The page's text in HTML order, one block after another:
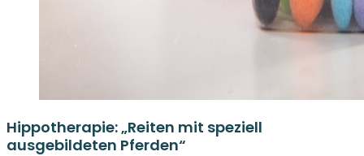
Hippotherapie: „Reiten mit speziell
ausgebildeten Pferden“